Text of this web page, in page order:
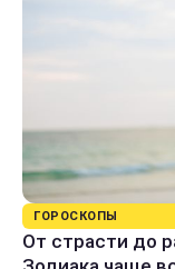
ГОРОСКОПЫ
От страсти до